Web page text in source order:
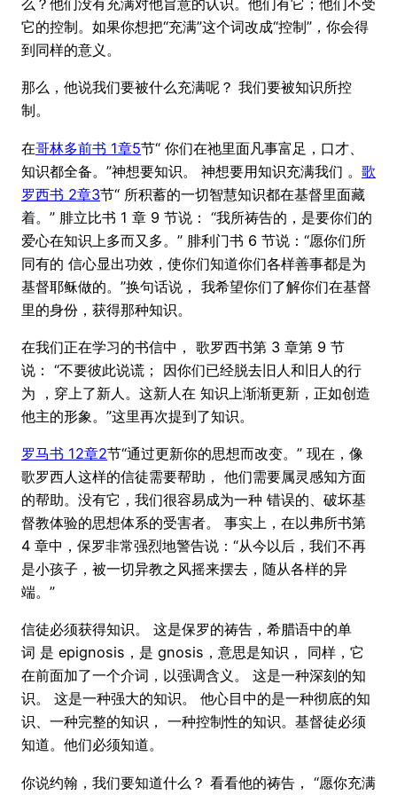
么？他们没有充满对他旨意的认识。他们有它；他们不受
它的控制。如果你想把“充满”这个词改成“控制”，你会得
到同样的意义。
那么，他说我们要被什么充满呢？ 我们要被知识所控
制。
在哥林多前书 1章5节“ 你们在祂里面凡事富足，口才、
知识都全备。”神想要知识。 神想要用知识充满我们 。 歌
罗西书 2章3节“ 所积蓄的一切智慧知识都在基督里面藏
着。” 腓立比书 1 章 9 节说： “我所祷告的，是要你们的
爱心在知识上多而又多。” 腓利门书 6 节说：“愿你们所
同有的 信心显出功效，使你们知道你们各样善事都是为
基督耶稣做的。”换句话说， 我希望你们了解你们在基督
里的身份，获得那种知识。
在我们正在学习的书信中， 歌罗西书第 3 章第 9 节
说： “不要彼此说谎； 因你们已经脱去旧人和旧人的行
为 ，穿上了新人。这新人在 知识上渐渐更新，正如创造
他主的形象。”这里再次提到了知识。
罗马书 12章2节“通过更新你的思想而改变。” 现在，像
歌罗西人这样的信徒需要帮助， 他们需要属灵感知方面
的帮助。没有它，我们很容易成为一种 错误的、破坏基
督教体验的思想体系的受害者。 事实上，在以弗所书第
4 章中，保罗非常强烈地警告说：“从今以后，我们不再
是小孩子，被一切异教之风摇来摆去，随从各样的异
端。”
信徒必须获得知识。 这是保罗的祷告，希腊语中的单
词 是 epignosis，是 gnosis，意思是知识， 同样，它
在前面加了一个介词，以强调含义。 这是一种深刻的知
识。 这是一种强大的知识。 他心目中的是一种彻底的知
识、一种完整的知识， 一种控制性的知识。基督徒必须
知道。他们必须知道。
你说约翰，我们要知道什么？ 看看他的祷告， “愿你充满